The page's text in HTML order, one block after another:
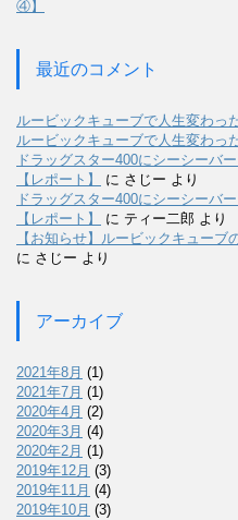
④】
最近のコメント
ルービックキューブで人生変わっ
ルービックキューブで人生変わっ
ドラッグスター400にシーシーバ
【レポート】
に さじー より
ドラッグスター400にシーシーバ
【レポート】
に ティー二郎 より
【お知らせ】ルービックキューブ
に さじー より
アーカイブ
2021年8月 (1)
2021年7月 (1)
2020年4月 (2)
2020年3月 (4)
2020年2月 (1)
2019年12月 (3)
2019年11月 (4)
2019年10月 (3)